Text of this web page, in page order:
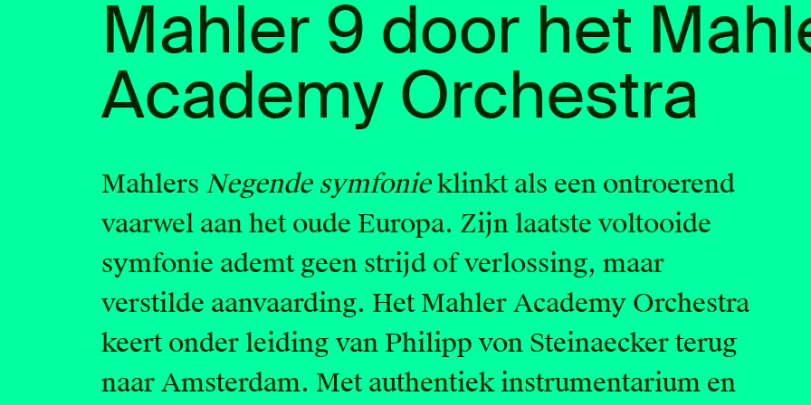
Mahler 9 door het
Academy Orchestra
Mahlers Negende symfonieklinkt als een ontroerend
vaarwel aan het oude Europa. Zijn laatste voltooide
symfonie ademt geen strijd of verlossing, maar
verstilde aanvaarding. Het Mahler Academy Orchestra
keert onder leiding van Philipp von Steinaecker terug
naar Amsterdam. Met authentiek instrumentarium en